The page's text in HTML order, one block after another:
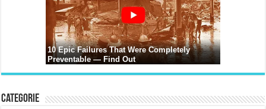
Categorie